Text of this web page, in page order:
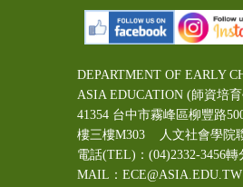
DEPARTMENT OF EARLY
ASIA EDUCATION (師資培
41354 台中市霧峰區柳豐
樓三樓M303 人文社會學院
電話(TEL)：(04)2332-3456
MAIL：ECE@ASIA.EDU.TW